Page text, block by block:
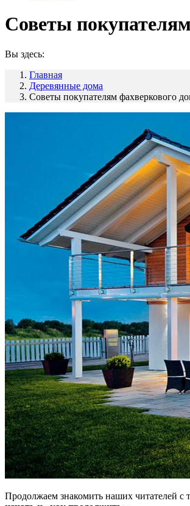
Советы
Вы здесь:
Главная
Деревянные дома
Советы покупателям фахверкового
Продолжаем знакомить наших читателей с